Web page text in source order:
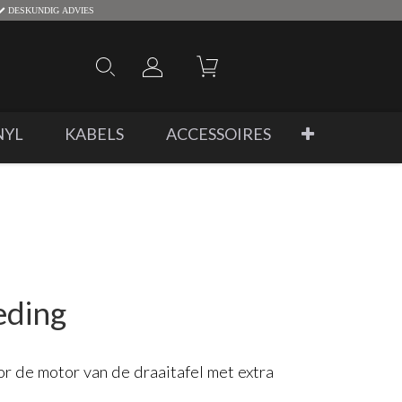
DESKUNDIG ADVIES
KABELS ACCESSOIRES
de motor van de draaitafel met extra